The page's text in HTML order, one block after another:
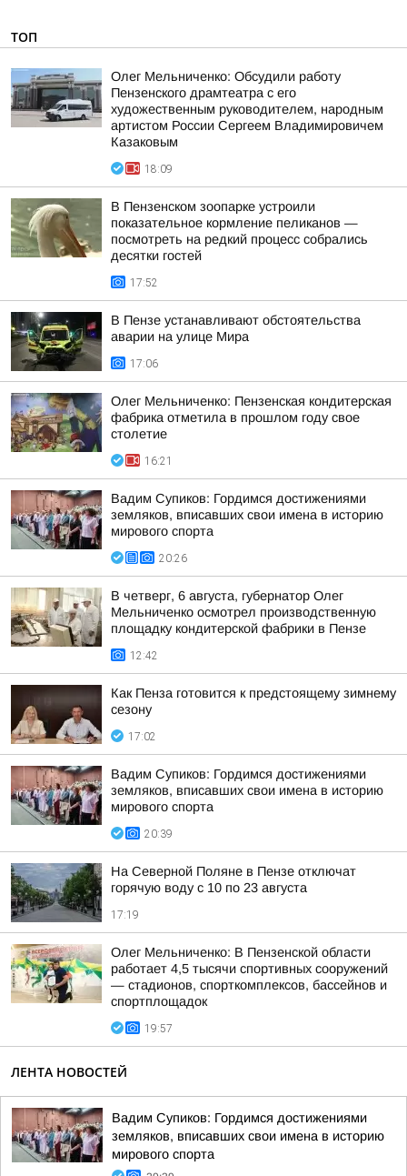
ТОП
Олег Мельниченко: Обсудили работу
Пензенского драмтеатра с его
художественным руководителем, народным
артистом России Сергеем Владимировичем
Казаковым
18:09
В Пензенском зоопарке устроили
показательное кормление пеликанов —
посмотреть на редкий процесс собрались
десятки гостей
17:52
В Пензе устанавливают обстоятельства
аварии на улице Мира
17:06
Олег Мельниченко: Пензенская кондитерская
фабрика отметила в прошлом году свое
столетие
16:21
Вадим Супиков: Гордимся достижениями
земляков, вписавших свои имена в историю
мирового спорта
20:26
В четверг, 6 августа, губернатор Олег
Мельниченко осмотрел производственную
площадку кондитерской фабрики в Пензе
12:42
Как Пенза готовится к предстоящему зимнему
сезону
17:02
Вадим Супиков: Гордимся достижениями
земляков, вписавших свои имена в историю
мирового спорта
20:39
На Северной Поляне в Пензе отключат
горячую воду с 10 по 23 августа
17:19
Олег Мельниченко: В Пензенской области
работает 4,5 тысячи спортивных сооружений
— стадионов, спорткомплексов, бассейнов и
спортплощадок
19:57
ЛЕНТА НОВОСТЕЙ
Вадим Супиков: Гордимся достижениями
земляков, вписавших свои имена в историю
мирового спорта